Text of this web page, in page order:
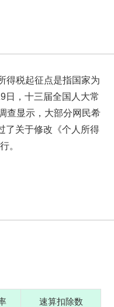
得税起征点是指国家为
日，十三届全国人大常
查显示，大部分网民希
了关于修改《个人所得
。
速算扣除数